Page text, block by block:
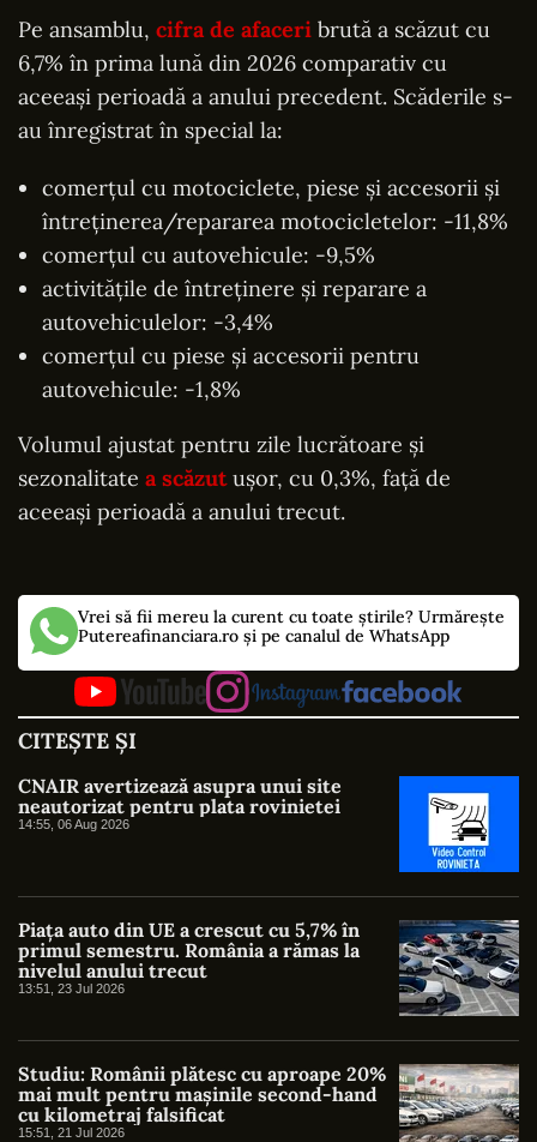
Pe ansamblu, cifra de afaceri brută a scăzut cu
6,7% în prima lună din 2026 comparativ cu
aceeași perioadă a anului precedent. Scăderile s-
au înregistrat în special la:
comerțul cu motociclete, piese și accesorii și
întreținerea/repararea motocicletelor: -11,8%
comerțul cu autovehicule: -9,5%
activitățile de întreținere și reparare a
autovehiculelor: -3,4%
comerțul cu piese și accesorii pentru
autovehicule: -1,8%
Volumul ajustat pentru zile lucrătoare și
sezonalitate a scăzutușor, cu 0,3%, față de
aceeași perioadă a anului trecut.
Vrei să fii mereu la curent cu toate știrile? Urmărește
Putereafinanciara.ro și pe canalul de WhatsApp
CITEȘTE ȘI
CNAIR avertizează asupra unui site
neautorizat pentru plata rovinietei
14:55, 06 Aug 2026
Piața auto din UE a crescut cu 5,7% în
primul semestru. România a rămas la
nivelul anului trecut
13:51, 23 Jul 2026
Studiu: Românii plătesc cu aproape 20%
mai mult pentru mașinile second-hand
cu kilometraj falsificat
15:51, 21 Jul 2026